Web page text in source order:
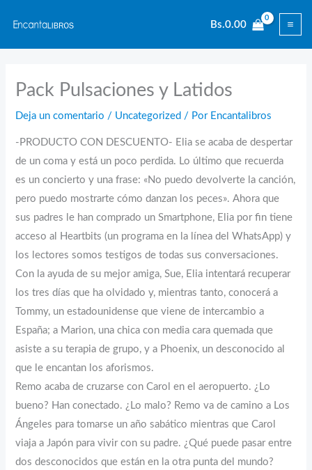
contenido
Bs.0.00
Pack Pulsaciones y Latidos
Deja un comentario / Uncategorized / Por Encantalibros
-PRODUCTO CON DESCUENTO- Elia se acaba de despertar
de un coma y está un poco perdida. Lo último que recuerda
es un concierto y una frase: «No puedo devolverte la canción,
pero puedo mostrarte cómo danzan los peces». Ahora que
sus padres le han comprado un Smartphone, Elia por fin tiene
acceso al Heartbits (un programa en la línea del WhatsApp) y
los lectores somos testigos de todas sus conversaciones.
Con la ayuda de su mejor amiga, Sue, Elia intentará recuperar
los tres días que ha olvidado y, mientras tanto, conocerá a
Tommy, un estadounidense que viene de intercambio a
España; a Marion, una chica con media cara quemada que
asiste a su terapia de grupo, y a Phoenix, un desconocido al
que le encantan los aforismos.
Remo acaba de cruzarse con Carol en el aeropuerto. ¿Lo
bueno? Han conectado. ¿Lo malo? Remo va de camino a Los
Ángeles para tomarse un año sabático mientras que Carol
viaja a Japón para vivir con su padre. ¿Qué puede pasar entre
dos desconocidos que están en la otra punta del mundo?